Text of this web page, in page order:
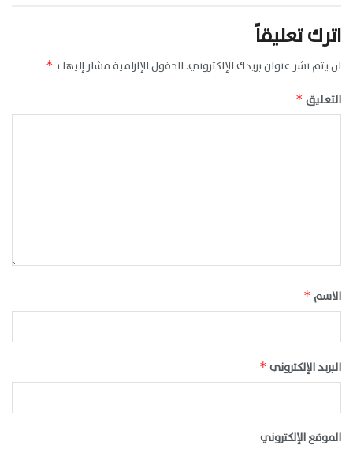
اترك تعليقاً
لن يتم نشر عنوان بريدك الإلكتروني. الحقول الإلزامية مشار إليها بـ*
التعليق *
الاسم *
البريد الإلكتروني *
الموقع الإلكتروني